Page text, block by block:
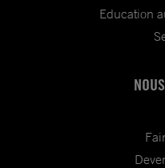
Education